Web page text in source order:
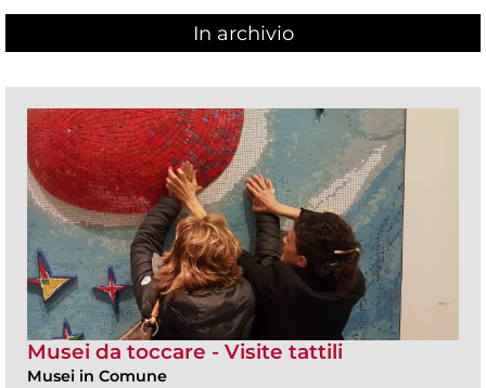
In archivio
Musei da toccare - Visite tattili
Musei in Comune